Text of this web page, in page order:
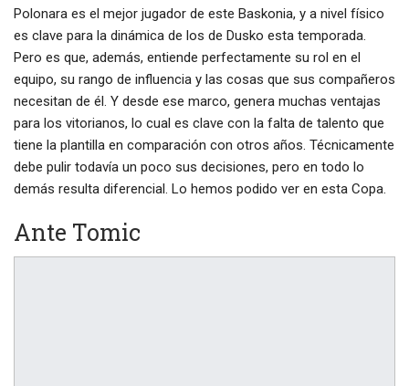
Polonara es el mejor jugador de este Baskonia, y a nivel físico
es clave para la dinámica de los de Dusko esta temporada.
Pero es que, además, entiende perfectamente su rol en el
equipo, su rango de influencia y las cosas que sus compañeros
necesitan de él. Y desde ese marco, genera muchas ventajas
para los vitorianos, lo cual es clave con la falta de talento que
tiene la plantilla en comparación con otros años. Técnicamente
debe pulir todavía un poco sus decisiones, pero en todo lo
demás resulta diferencial. Lo hemos podido ver en esta Copa.
Ante Tomic